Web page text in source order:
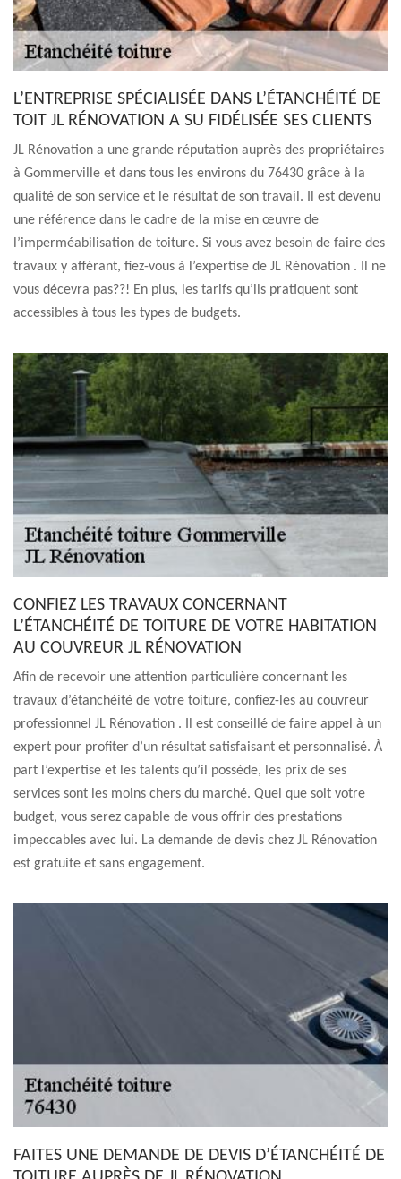
L’ENTREPRISE SPÉCIALISÉE DANS L’ÉTANCHÉITÉ DE
TOIT JL RÉNOVATION A SU FIDÉLISÉE SES CLIENTS
JL Rénovation a une grande réputation auprès des propriétaires
à Gommerville et dans tous les environs du 76430 grâce à la
qualité de son service et le résultat de son travail. Il est devenu
une référence dans le cadre de la mise en œuvre de
l’imperméabilisation de toiture. Si vous avez besoin de faire des
travaux y afférant, fiez-vous à l’expertise de JL Rénovation . Il ne
vous décevra pas??! En plus, les tarifs qu’ils pratiquent sont
accessibles à tous les types de budgets.
CONFIEZ LES TRAVAUX CONCERNANT
L’ÉTANCHÉITÉ DE TOITURE DE VOTRE HABITATION
AU COUVREUR JL RÉNOVATION
Afin de recevoir une attention particulière concernant les
travaux d’étanchéité de votre toiture, confiez-les au couvreur
professionnel JL Rénovation . Il est conseillé de faire appel à un
expert pour profiter d’un résultat satisfaisant et personnalisé. À
part l’expertise et les talents qu’il possède, les prix de ses
services sont les moins chers du marché. Quel que soit votre
budget, vous serez capable de vous offrir des prestations
impeccables avec lui. La demande de devis chez JL Rénovation
est gratuite et sans engagement.
FAITES UNE DEMANDE DE DEVIS D’ÉTANCHÉITÉ DE